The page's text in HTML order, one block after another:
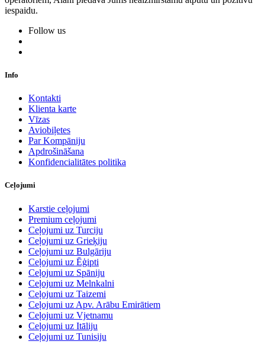
iespaidu.
Follow us
Info
Kontakti
Klienta karte
Vīzas
Aviobiļetes
Par Kompāniju
Apdrošināšana
Konfidencialitātes politika
Ceļojumi
Karstie ceļojumi
Premium ceļojumi
Ceļojumi uz Turciju
Ceļojumi uz Grieķiju
Ceļojumi uz Bulgāriju
Ceļojumi uz Ēģipti
Ceļojumi uz Spāniju
Ceļojumi uz Melnkalni
Ceļojumi uz Taizemi
Ceļojumi uz Apv. Arābu Emirātiem
Ceļojumi uz Vjetnamu
Ceļojumi uz Itāliju
Ceļojumi uz Tunisiju